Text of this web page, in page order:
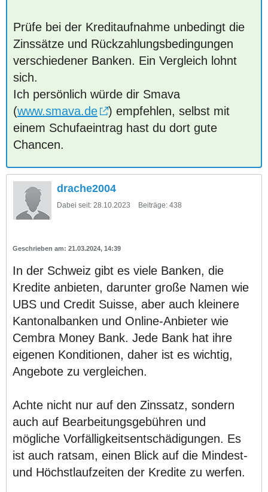
Prüfe bei der Kreditaufnahme unbedingt die
Zinssätze und Rückzahlungsbedingungen
verschiedener Banken. Ein Vergleich lohnt
sich.
Ich persönlich würde dir Smava
(www.smava.de
) empfehlen, selbst mit
einem Schufaeintrag hast du dort gute
Chancen.
drache2004
Dabei seit: 28.10.2023 Beiträge: 438
21.03.2024, 14:39
In der Schweiz gibt es viele Banken, die
Kredite anbieten, darunter große Namen wie
UBS und Credit Suisse, aber auch kleinere
Kantonalbanken und Online-Anbieter wie
Cembra Money Bank. Jede Bank hat ihre
eigenen Konditionen, daher ist es wichtig,
Angebote zu vergleichen.
Achte nicht nur auf den Zinssatz, sondern
auch auf Bearbeitungsgebühren und
mögliche Vorfälligkeitsentschädigungen. Es
ist auch ratsam, einen Blick auf die Mindest-
und Höchstlaufzeiten der Kredite zu werfen.